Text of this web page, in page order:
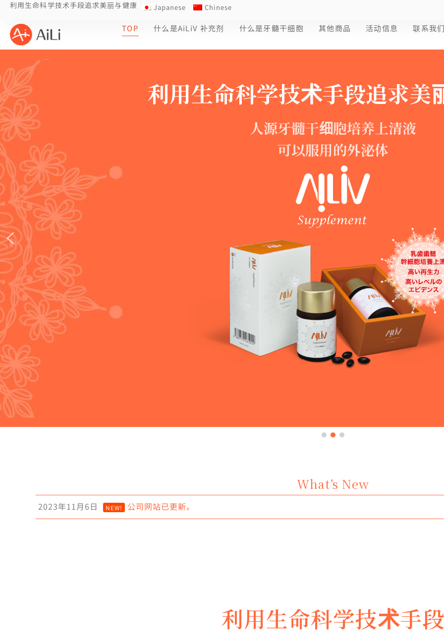
利用生命科学技术手段追求美丽与健康 Japanese Chinese
TOP 什么是AiLiV 补充剂 什么是牙髓干细胞 其他商品 活动信息 联系我
利用生命科学技术手段追求美
人源牙髓干细胞培养上清液
可以服用的外泌体
What’s New
2023年11月6日 NEW! 公司网站已更新。
利用生命科学技术手段